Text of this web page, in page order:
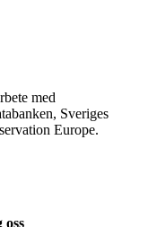
med
Sveriges
Europe.
oss